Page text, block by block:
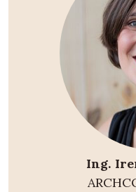
Ing.